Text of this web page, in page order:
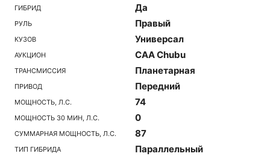
ГИБРИД Да
РУЛЬ Правый
КУЗОВ Универсал
АУКЦИОН CAA Chubu
ТРАНСМИССИЯ Планетарная
ПРИВОД Передний
МОЩНОСТЬ, Л.С. 74
МОЩНОСТЬ 30 МИН, Л.С. 0
СУММАРНАЯ МОЩНОСТЬ, Л.С. 87
ТИП ГИБРИДА Параллельный